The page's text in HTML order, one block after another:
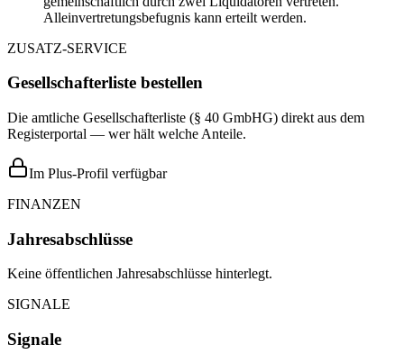
Alleinvertretungsbefugnis kann erteilt werden.
ZUSATZ-SERVICE
Gesellschafterliste bestellen
Die amtliche Gesellschafterliste (§ 40 GmbHG) direkt aus dem
Registerportal — wer hält welche Anteile.
Im Plus-Profil verfügbar
FINANZEN
Jahresabschlüsse
Keine öffentlichen Jahresabschlüsse hinterlegt.
SIGNALE
Signale